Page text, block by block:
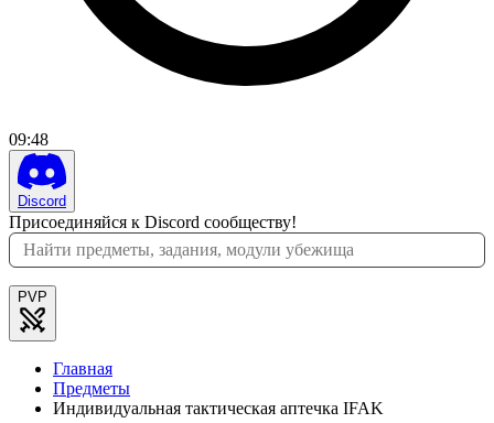
09:48
Discord
Присоединяйся к Discord сообществу!
PVP
Главная
Предметы
Индивидуальная тактическая аптечка IFAK